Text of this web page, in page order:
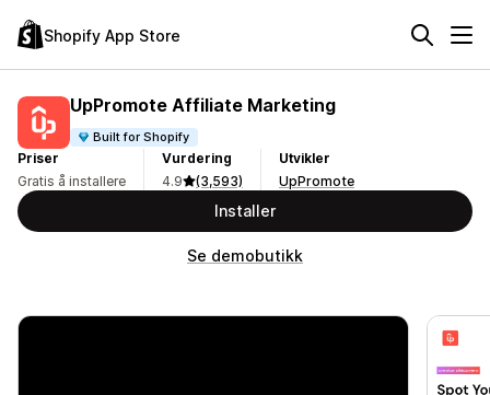
Shopify App Store
UpPromote Affiliate Marketing
Built for Shopify
Priser
Gratis å installere
Vurdering
4.9
(3,593)
Utvikler
UpPromote
Installer
Se demobutikk